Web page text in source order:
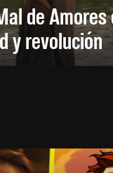
de
y revolución